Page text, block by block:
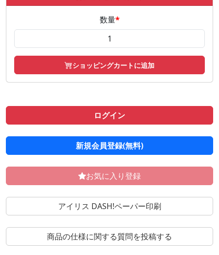
数量*
ショッピングカートに追加
ログイン
新規会員登録(無料)
お気に入り登録
アイリス DASH!ペーパー印刷
商品の仕様に関する質問を投稿する